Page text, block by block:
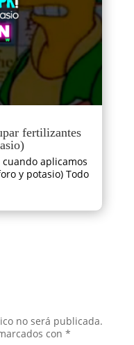
fertilizantes
aplicamos
y potasio) Todo
no será publicada.
con *